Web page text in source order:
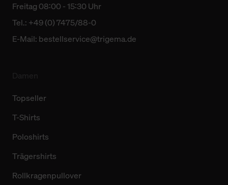
Freitag 08:00 - 15:30 Uhr
Tel.: +49 (0) 7475/88-0
E-Mail: bestellservice@trigema.de
Topseller
T-Shirts
Poloshirts
Trägershirts
Rollkragenpullover